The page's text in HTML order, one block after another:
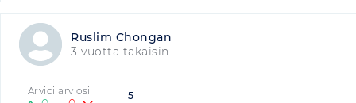
Ruslim Chongan
3 vuotta takaisin
5
Arvioi arviosi